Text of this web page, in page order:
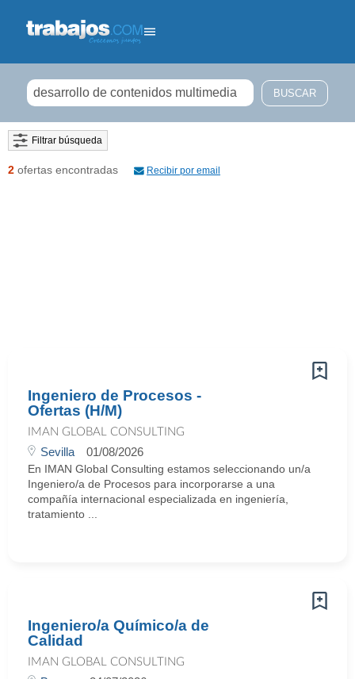
Filtrar búsqueda
2 ofertas encontradas Recibir por email
Ingeniero de Procesos -
Ofertas (H/M)
IMAN GLOBAL CONSULTING
Sevilla 01/08/2026
En IMAN Global Consulting estamos seleccionando un/a
Ingeniero/a de Procesos para incorporarse a una
compañía internacional especializada en ingeniería,
tratamiento ...
Ingeniero/a Químico/a de
Calidad
IMAN GLOBAL CONSULTING